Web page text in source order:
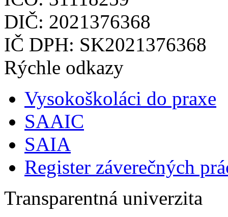
DIČ: 2021376368
IČ DPH: SK2021376368
Rýchle odkazy
Vysokoškoláci do praxe
SAAIC
SAIA
Register záverečných
Transparentná univerzita